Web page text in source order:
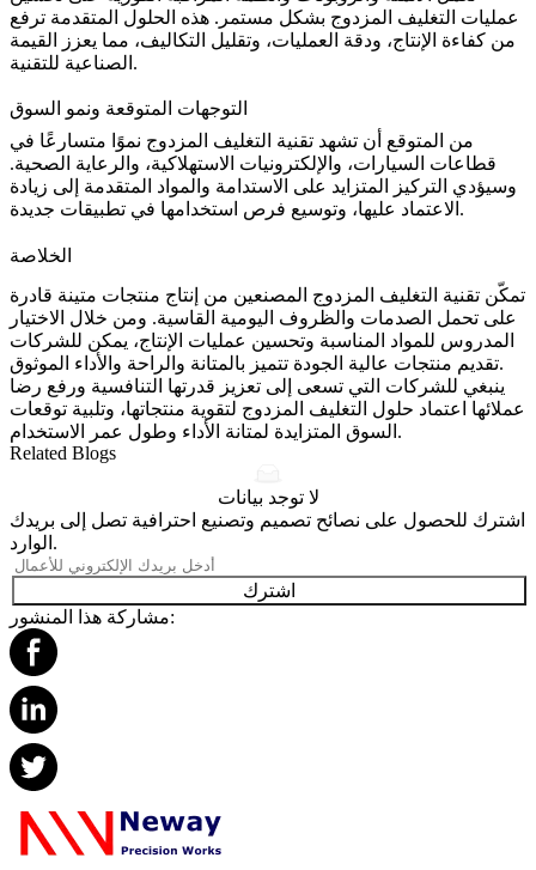
عمليات التغليف المزدوج بشكل مستمر. هذه الحلول المتقدمة ترفع
من كفاءة الإنتاج، ودقة العمليات، وتقليل التكاليف، مما يعزز القيمة
الصناعية للتقنية.
التوجهات المتوقعة ونمو السوق
من المتوقع أن تشهد تقنية التغليف المزدوج نموًا متسارعًا في
قطاعات السيارات، والإلكترونيات الاستهلاكية، والرعاية الصحية.
وسيؤدي التركيز المتزايد على الاستدامة والمواد المتقدمة إلى زيادة
الاعتماد عليها، وتوسيع فرص استخدامها في تطبيقات جديدة.
الخلاصة
تمكّن تقنية التغليف المزدوج المصنعين من إنتاج منتجات متينة قادرة
على تحمل الصدمات والظروف اليومية القاسية. ومن خلال الاختيار
المدروس للمواد المناسبة وتحسين عمليات الإنتاج، يمكن للشركات
تقديم منتجات عالية الجودة تتميز بالمتانة والراحة والأداء الموثوق.
ينبغي للشركات التي تسعى إلى تعزيز قدرتها التنافسية ورفع رضا
عملائها اعتماد حلول التغليف المزدوج لتقوية منتجاتها، وتلبية توقعات
السوق المتزايدة لمتانة الأداء وطول عمر الاستخدام.
Related Blogs
لا توجد بيانات
اشترك للحصول على نصائح تصميم وتصنيع احترافية تصل إلى بريدك
الوارد.
اشترك
مشاركة هذا المنشور: